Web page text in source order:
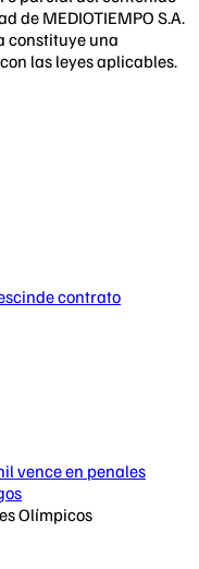
de MEDIOTIEMPO S.A.
constituye una
las leyes aplicables.
contrato
vence en penales
Olímpicos